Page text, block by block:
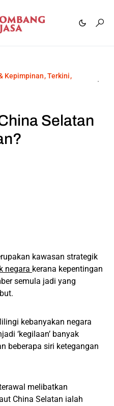
Kepimpinan Terkini
Selatan
kawasan strategik
negara kerana kepentingan
semula jadi yang
kebanyakan negara
‘kegilaan’ banyak
beberapa siri ketegangan
melibatkan
China Selatan ialah